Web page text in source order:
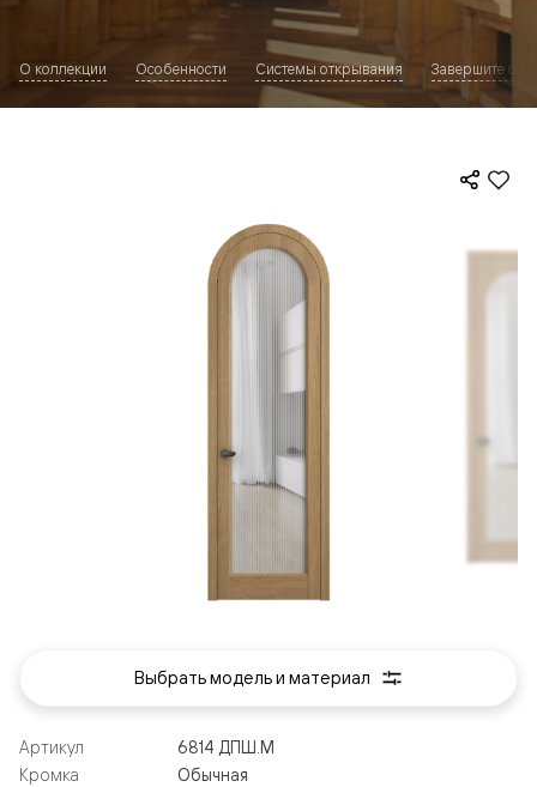
О коллекции Особенности Системы открывания Завершите
Артикул
6814 ДПШ.М
Кромка
Обычная
Выбрать модель и материал